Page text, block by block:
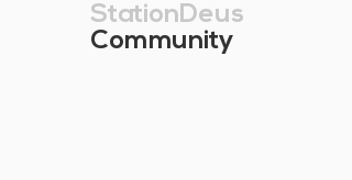
StationDeus
Community